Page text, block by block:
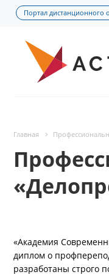
Портал дистанционного
Главная
«Академия
диплом о
разработаны строго